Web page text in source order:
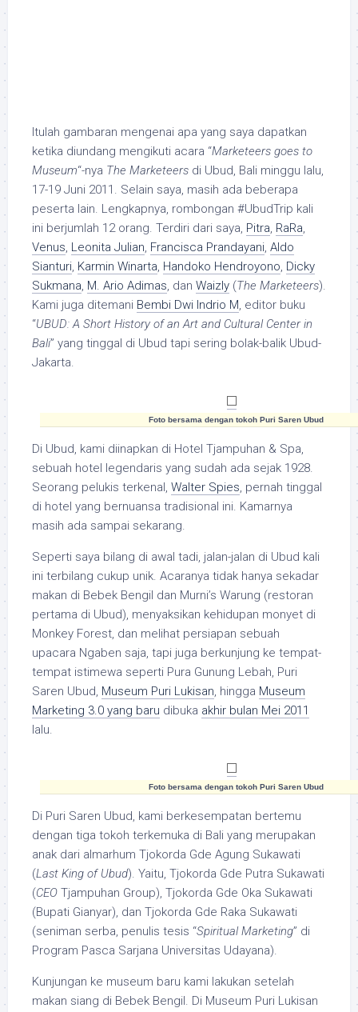
Itulah gambaran mengenai apa yang saya dapatkan
ketika diundang mengikuti acara “Marketeers goes to
Museum“-nya The Marketeers di Ubud, Bali minggu lalu,
17-19 Juni 2011. Selain saya, masih ada beberapa
peserta lain. Lengkapnya, rombongan #UbudTrip kali
ini berjumlah 12 orang. Terdiri dari saya, Pitra, RaRa,
Venus, Leonita Julian, Francisca Prandayani, Aldo
Sianturi, Karmin Winarta, Handoko Hendroyono, Dicky
Sukmana, M. Ario Adimas, dan Waizly (The Marketeers).
Kami juga ditemani Bembi Dwi Indrio M, editor buku
“UBUD: A Short History of an Art and Cultural Center in
Bali” yang tinggal di Ubud tapi sering bolak-balik Ubud-
Jakarta.
Foto bersama dengan tokoh Puri Saren Ubud
Di Ubud, kami diinapkan di Hotel Tjampuhan & Spa,
sebuah hotel legendaris yang sudah ada sejak 1928.
Seorang pelukis terkenal, Walter Spies, pernah tinggal
di hotel yang bernuansa tradisional ini. Kamarnya
masih ada sampai sekarang.
Seperti saya bilang di awal tadi, jalan-jalan di Ubud kali
ini terbilang cukup unik. Acaranya tidak hanya sekadar
makan di Bebek Bengil dan Murni’s Warung (restoran
pertama di Ubud), menyaksikan kehidupan monyet di
Monkey Forest, dan melihat persiapan sebuah
upacara Ngaben saja, tapi juga berkunjung ke tempat-
tempat istimewa seperti Pura Gunung Lebah, Puri
Saren Ubud, Museum Puri Lukisan, hingga Museum
Marketing 3.0 yang baru dibuka akhir bulan Mei 2011
lalu.
Foto bersama dengan tokoh Puri Saren Ubud
Di Puri Saren Ubud, kami berkesempatan bertemu
dengan tiga tokoh terkemuka di Bali yang merupakan
anak dari almarhum Tjokorda Gde Agung Sukawati
(Last King of Ubud). Yaitu, Tjokorda Gde Putra Sukawati
(CEO Tjampuhan Group), Tjokorda Gde Oka Sukawati
(Bupati Gianyar), dan Tjokorda Gde Raka Sukawati
(seniman serba, penulis tesis “Spiritual Marketing” di
Program Pasca Sarjana Universitas Udayana).
Kunjungan ke museum baru kami lakukan setelah
makan siang di Bebek Bengil. Di Museum Puri Lukisan